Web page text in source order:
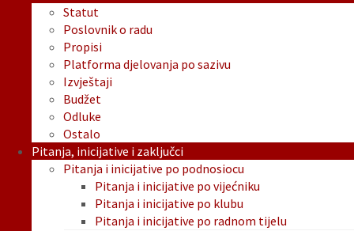
Statut
Poslovnik o radu
Propisi
Platforma djelovanja po sazivu
Izvještaji
Budžet
Odluke
Ostalo
Pitanja, inicijative i zaključci
Pitanja i inicijative po podnosiocu
Pitanja i inicijative po vijećniku
Pitanja i inicijative po klubu
Pitanja i inicijative po radnom tijelu